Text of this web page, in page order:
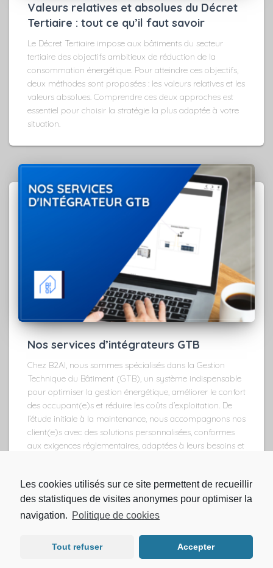
Les cookies utilisés sur ce site permettent de recueillir
des statistiques de visites anonymes pour optimiser la
navigation. Politique de cookies
Tout refuser Accepter
Valeurs relatives et absolues du Décret
Tertiaire : tout ce qu’il faut savoir
Le Décret Tertiaire impose aux bâtiments du secteur
tertiaire des objectifs ambitieux de réduction de la
consommation énergétique. Pour atteindre ces objectifs,
deux méthodes sont proposées : les valeurs relatives et les
valeurs absolues. Comprendre ces deux approches est
essentiel pour choisir la stratégie la plus adaptée à votre
situation.
Nos services d’intégrateurs GTB
Chez B2AI, nous sommes spécialisés dans la Gestion
Technique du Bâtiment (GTB), un système indispensable
pour optimiser la gestion énergétique, améliorer le confort
des occupant(e)s et réduire les coûts d’exploitation. De
l’étude initiale à la maintenance, nous accompagnons nos
client(e)s avec des solutions personnalisées, conformes
aux exigences réglementaires, adaptées à leurs besoins et
Hestia | Développé parThemeIsle